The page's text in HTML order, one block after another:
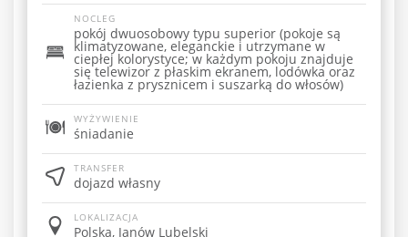
NOCLEG
pokój dwuosobowy typu superior (pokoje są
klimatyzowane, eleganckie i utrzymane w
ciepłej kolorystyce; w każdym pokoju znajduje
się telewizor z płaskim ekranem, lodówka oraz
łazienka z prysznicem i suszarką do włosów)
WYŻYWIENIE
śniadanie
TRANSFER
dojazd własny
LOKALIZACJA
Polska, Janów Lubelski